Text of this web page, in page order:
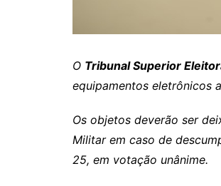
O Tribunal Superior
equipamentos eletrônicos
Os objetos deverão ser
Militar em caso de
25, em votação unânime.